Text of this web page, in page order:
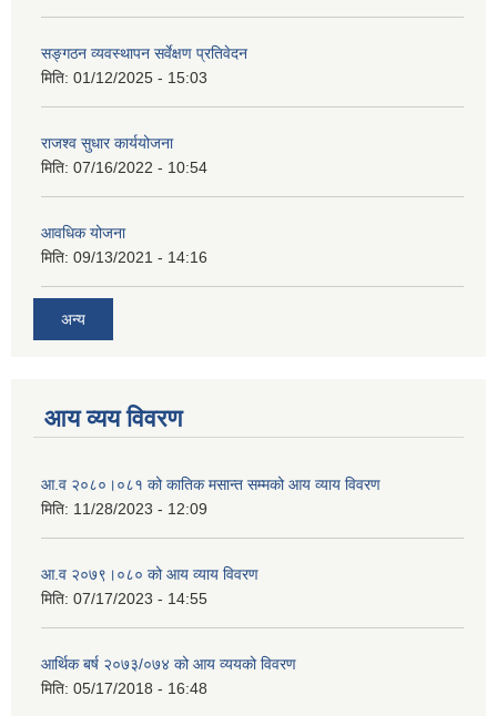
सङ्गठन व्यवस्थापन सर्वेक्षण प्रतिवेदन
मिति: 01/12/2025 - 15:03
राजश्व सुधार कार्ययोजना
मिति: 07/16/2022 - 10:54
आवधिक योजना
मिति: 09/13/2021 - 14:16
अन्य
आय व्यय विवरण
आ.व २०८०।०८१ को कातिक मसान्त सम्मको आय व्याय विवरण
मिति: 11/28/2023 - 12:09
आ.व २०७९।०८० को आय व्याय विवरण
मिति: 07/17/2023 - 14:55
आर्थिक बर्ष २०७३/०७४ को आय व्ययको विवरण
मिति: 05/17/2018 - 16:48